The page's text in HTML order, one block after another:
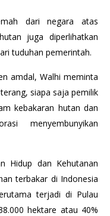
dari negara atas
juga diperlihatkan
tuduhan pemerintah.
amdal, Walhi meminta
siapa saja pemilik
kebakaran hutan dan
menyembunyikan
Hidup dan Kehutanan
terbakar di Indonesia
terjadi di Pulau
hektare atau 40%